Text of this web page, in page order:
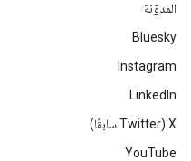
المدوّنة
Bluesky
Instagram
LinkedIn
‫X ‏(Twitter سابقًا)
YouTube